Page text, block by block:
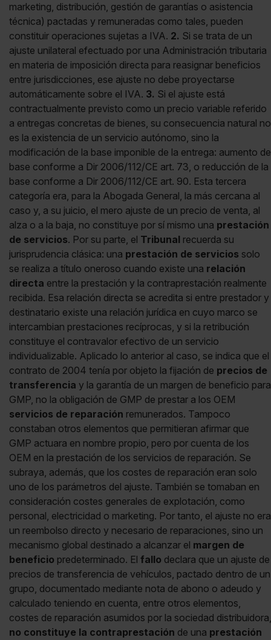
marketing, distribución, gestión de garantías o asistencia
técnica) pactadas y remuneradas como tales, pueden
constituir operaciones sujetas a IVA. 2. Si se trata de un
ajuste unilateral efectuado por una Administración tributaria
en materia de imposición directa para reasignar beneficios
entre jurisdicciones, ese ajuste no debe proyectarse
automáticamente sobre el IVA. 3. Si el ajuste está
contractualmente previsto como un precio variable referido
a entregas concretas de bienes, su consecuencia natural no
es la existencia de un servicio autónomo, sino la
modificación de la base imponible de la entrega: aumento de
base conforme a Dir 2006/112/CE art. 73, o reducción de la
base conforme a Dir 2006/112/CE art. 90. Esta tercera
categoría era, para la Abogada General, la más cercana al
caso y, a su juicio, el mero ajuste de un precio de venta, al
alza o a la baja, no constituye por sí mismo una prestación
de servicios. Por su parte, el Tribunal recuerda su
jurisprudencia clásica: una prestación de servicios solo
se realiza a título oneroso cuando existe una relación
directa entre la prestación y la contraprestación realmente
recibida. Esa relación directa se acredita si entre prestador y
destinatario existe una relación jurídica en cuyo marco se
intercambian prestaciones recíprocas, y si la retribución
constituye el contravalor efectivo de un servicio
individualizable. Aplicado lo anterior al caso, se indica que el
contrato de 2004 tenía por objeto la fijación de precios de
transferencia y la garantía de un margen de beneficio para
GMP, no la obligación de GMP de prestar a los OEM
servicios de reparación remunerados. Tampoco
constaban otros elementos que permitieran afirmar que
GMP actuara en nombre propio, pero por cuenta de los
OEM en la prestación de los servicios de reparación. Se
subraya, además, que los costes de reparación eran solo
uno de los parámetros del ajuste. También se tomaban en
consideración costes generales de explotación, como
personal, electricidad o marketing. Por tanto, el ajuste no era
un reembolso directo y necesario de reparaciones, sino un
mecanismo global destinado a alcanzar el margen de
beneficio predeterminado. El fallo declara que un ajuste de
precios de transferencia de vehículos, pactado dentro de un
grupo, documentado mediante nota de abono o adeudo y
calculado teniendo en cuenta, entre otros elementos,
costes de reparación asumidos por la sociedad distribuidora,
no constituye la contraprestación de una prestación